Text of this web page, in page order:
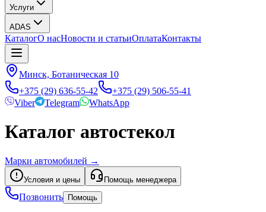
Услуги
ADAS
КаталогО насНовости и статьиОплатаКонтакты
Минск, Ботаническая 10
+375 (29) 636-55-42
+375 (29) 506-55-41
Viber
Telegram WhatsApp
Каталог автостекол
Марки автомобилей →
Условия и цены Помощь менеджера
Позвонить Помощь